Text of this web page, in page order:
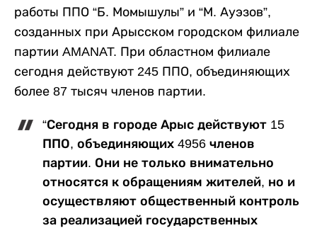
работы ППО “Б. Момышулы” и “М. Ауэзов”,
созданных при Арысском городском филиале
партии AMANAT. При областном филиале
сегодня действуют 245 ППО, объединяющих
более 87 тысяч членов партии.
“Сегодня в городе Арыс действуют 15
ППО, объединяющих 4956 членов
партии. Они не только внимательно
относятся к обращениям жителей, но и
осуществляют общественный контроль
за реализацией государственных